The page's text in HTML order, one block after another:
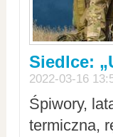
Siedlce:
2022-03-16
Śpiwory,
termiczna,